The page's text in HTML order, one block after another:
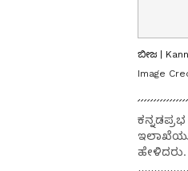
ಬೀಜ |
Image
ಇಲಾಖೆಯು
ಹೇಳಿದರು.